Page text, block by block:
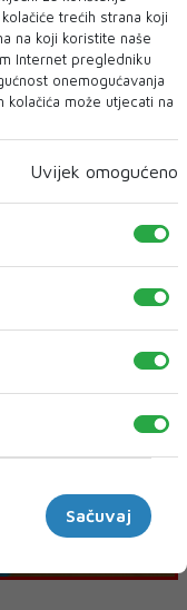
ubrza usklađivanje
politikom EU
i ribarstvo između
trećih strana koji
na koji koristite naše
Internet pregledniku
onemogućavanja
kolačića može utjecati na
Uvijek omogućeno
Sačuvaj